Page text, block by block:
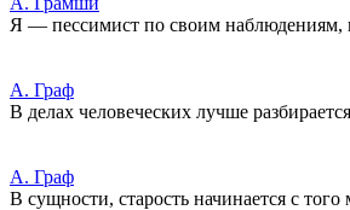
Я — пессимист по своим наблюдениям,
А. Граф
В делах человеческих лучше
А. Граф
В сущности, старость начинается с